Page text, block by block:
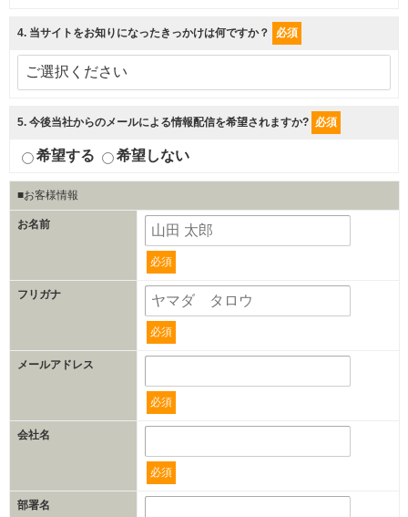
4. 当サイトをお知りになったきっかけは何ですか？ 必須
5. 今後当社からのメールによる情報配信を希望されますか? 必須
希望する 希望しない
■お客様情報
お名前
必須
フリガナ
必須
メールアドレス
必須
会社名
必須
部署名